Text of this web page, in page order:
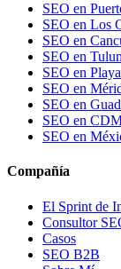
SEO en
SEO en Los
SEO en
SEO en
SEO en
SEO en
SEO en
SEO en
SEO en
Compañía
El Sprint de
Consultor
Casos
SEO B2B